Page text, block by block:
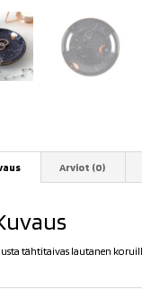
Arviot (0)
tähtitaivas lautanen